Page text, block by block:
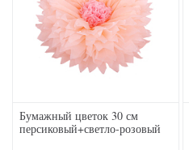
Бумажный цветок 30 см
персиковый+светло-розовый